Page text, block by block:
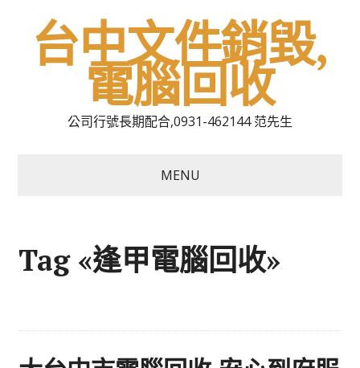
台中文件銷毀,
電腦回收
公司行號長期配合,0931-462144 范先生
MENU
Tag «逢甲電腦回收»